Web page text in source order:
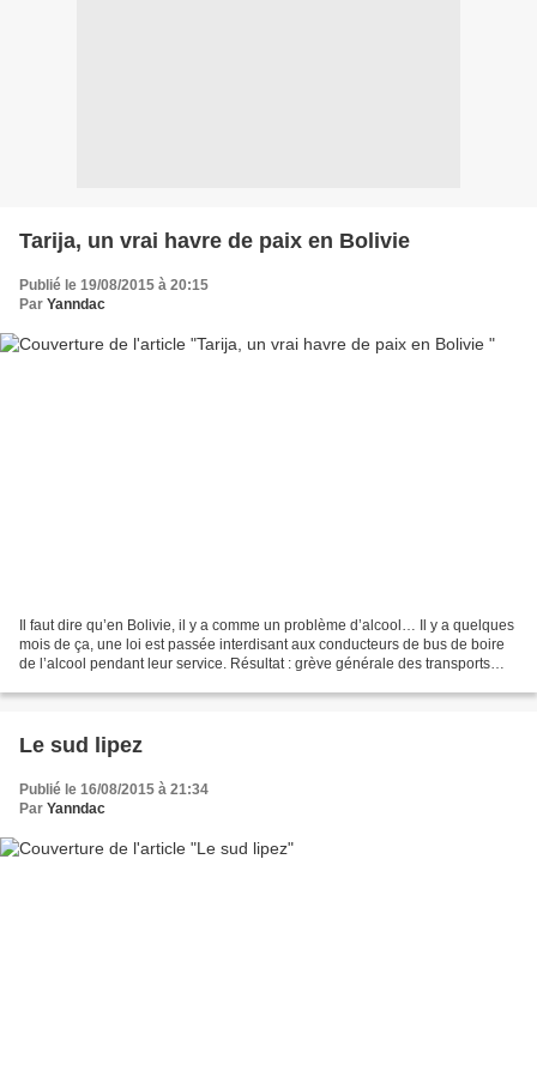
Tarija, un vrai havre de paix en Bolivie
Publié le 19/08/2015 à 20:15
Par Yanndac
Il faut dire qu’en Bolivie, il y a comme un problème d’alcool… Il y a quelques
mois de ça, une loi est passée interdisant aux conducteurs de bus de boire
de l’alcool pendant leur service. Résultat : grève générale des transports
Le sud lipez
Publié le 16/08/2015 à 21:34
Par Yanndac